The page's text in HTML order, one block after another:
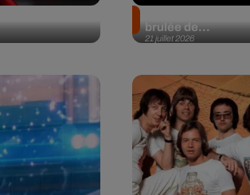
21 juillet 2026
brulée de...